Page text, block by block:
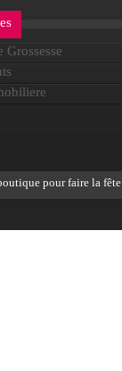
Grossesse
pour faire la fête